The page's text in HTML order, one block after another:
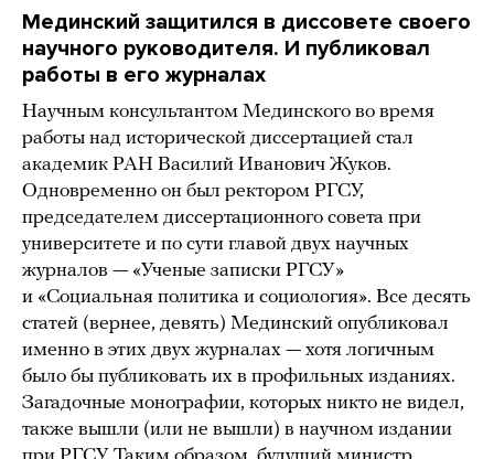
Мединский защитился в диссовете своего
научного руководителя. И публиковал
работы в его журналах
Научным консультантом Мединского во время
работы над исторической диссертацией стал
академик РАН Василий Иванович Жуков.
Одновременно он был ректором РГСУ,
председателем диссертационного совета при
университете и по сути главой двух научных
журналов — «Ученые записки РГСУ»
и «Социальная политика и социология». Все десять
статей (вернее, девять) Мединский опубликовал
именно в этих двух журналах — хотя логичным
было бы публиковать их в профильных изданиях.
Загадочные монографии, которых никто не видел,
также вышли (или не вышли) в научном издании